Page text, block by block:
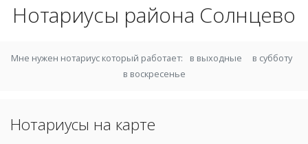
Нотариусы района Солнцево
Мне нужен нотариус который работает: в выходные
в субботу
в воскресенье
Нотариусы на карте